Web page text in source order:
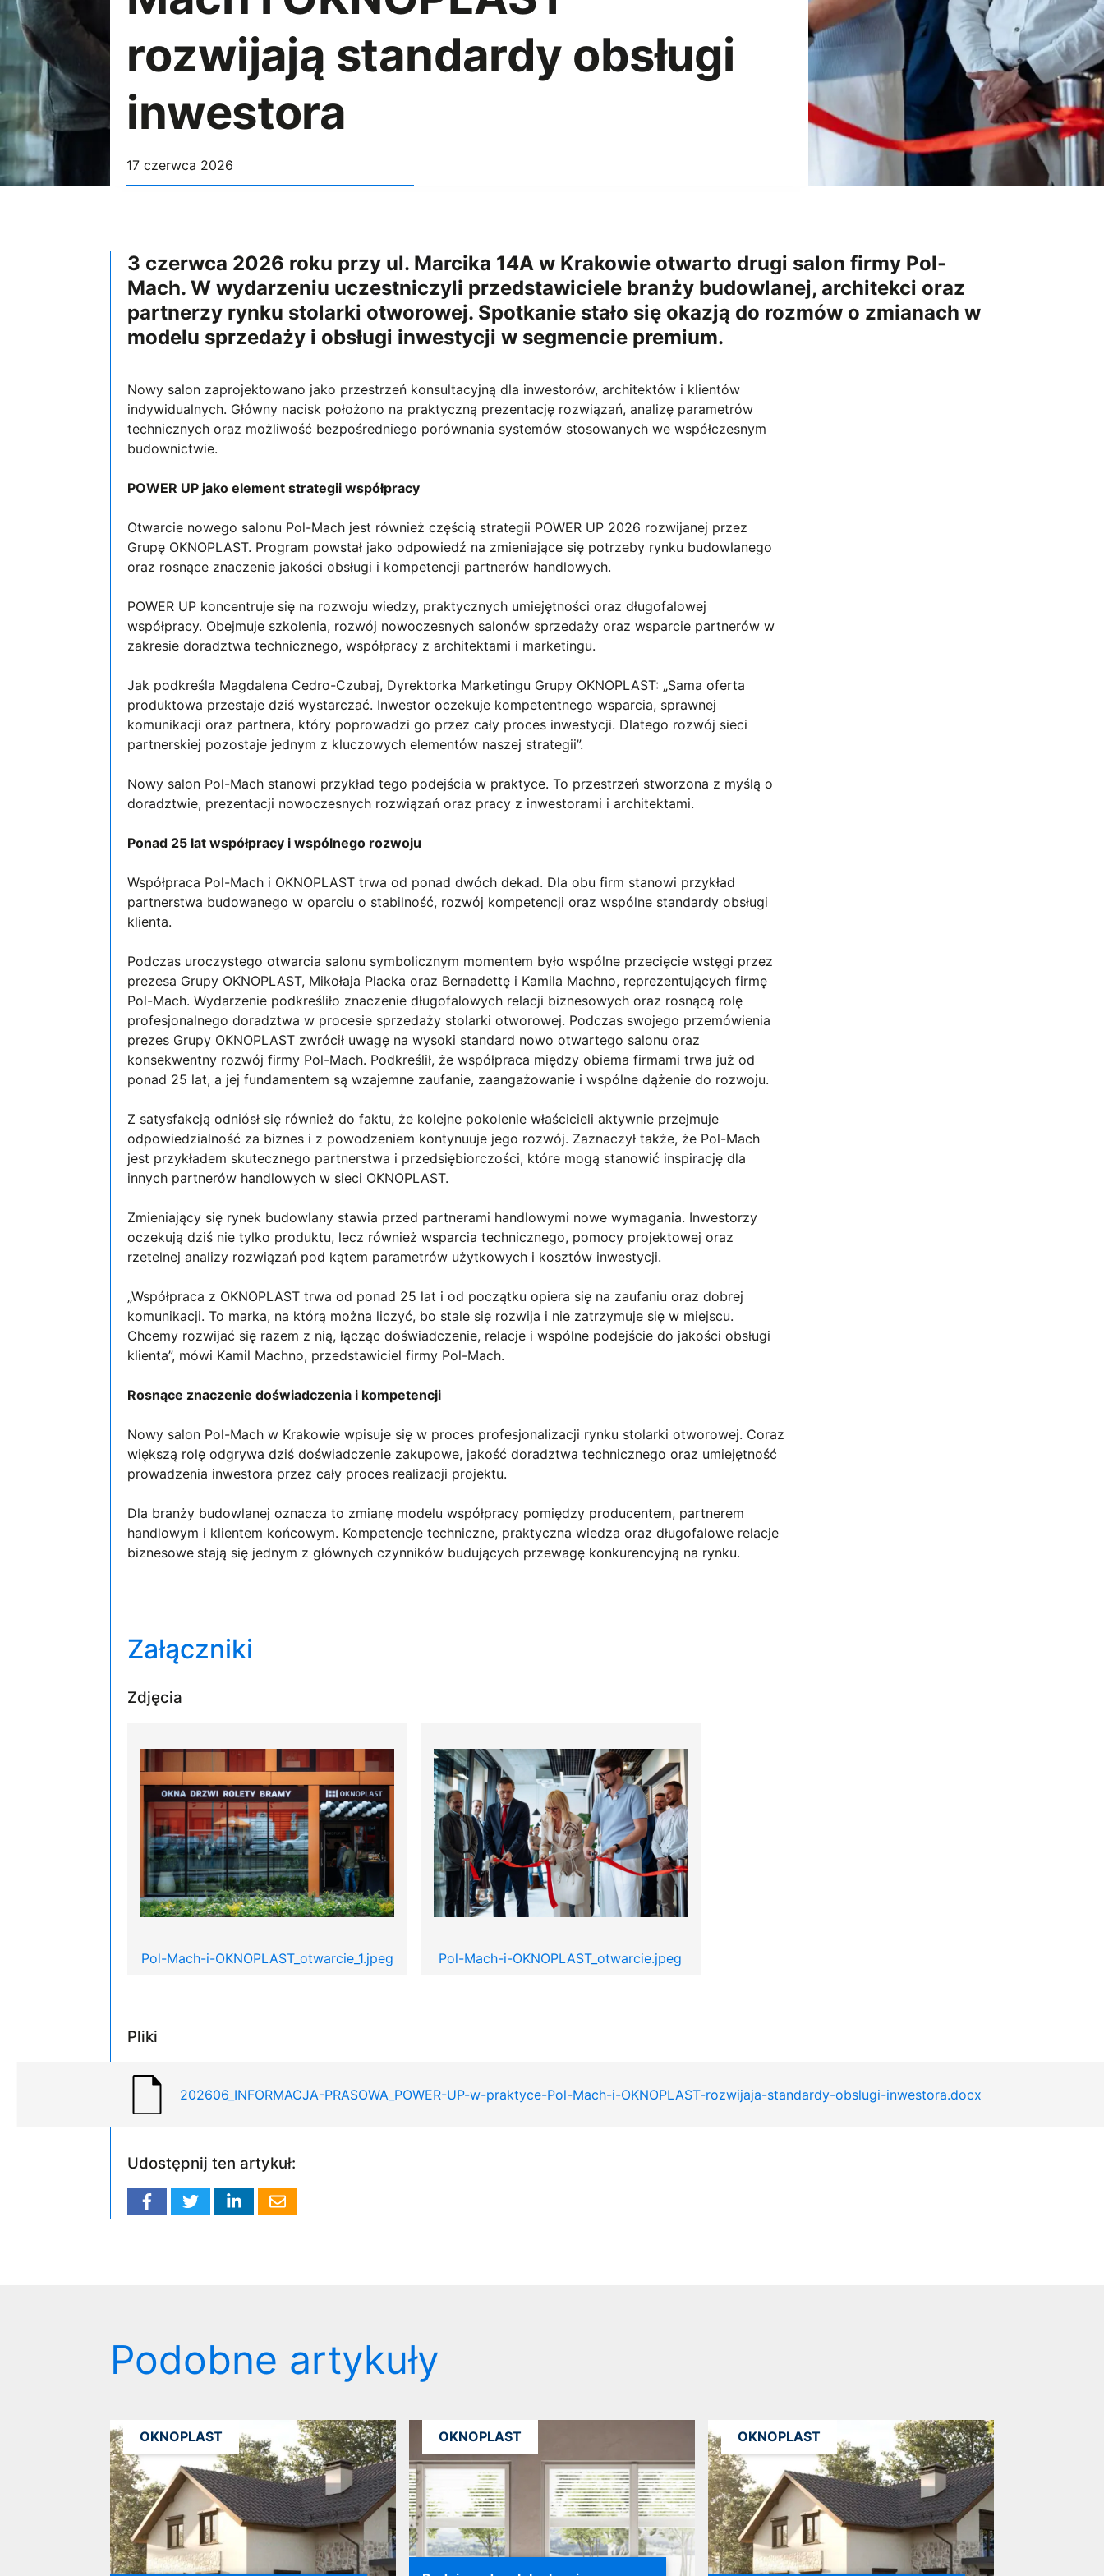
rozwijają standardy obsługi
inwestora
17 czerwca 2026
3 czerwca 2026 roku przy ul. Marcika 14A w Krakowie otwarto drugi salon firmy Pol-
Mach. W wydarzeniu uczestniczyli przedstawiciele branży budowlanej, architekci oraz
partnerzy rynku stolarki otworowej. Spotkanie stało się okazją do rozmów o zmianach w
modelu sprzedaży i obsługi inwestycji w segmencie premium.
Nowy salon zaprojektowano jako przestrzeń konsultacyjną dla inwestorów, architektów i klientów
indywidualnych. Główny nacisk położono na praktyczną prezentację rozwiązań, analizę parametrów
technicznych oraz możliwość bezpośredniego porównania systemów stosowanych we współczesnym
budownictwie.
POWER UP jako element strategii współpracy
Otwarcie nowego salonu Pol-Mach jest również częścią strategii POWER UP 2026 rozwijanej przez
Grupę OKNOPLAST. Program powstał jako odpowiedź na zmieniające się potrzeby rynku budowlanego
oraz rosnące znaczenie jakości obsługi i kompetencji partnerów handlowych.
POWER UP koncentruje się na rozwoju wiedzy, praktycznych umiejętności oraz długofalowej
współpracy. Obejmuje szkolenia, rozwój nowoczesnych salonów sprzedaży oraz wsparcie partnerów w
zakresie doradztwa technicznego, współpracy z architektami i marketingu.
Jak podkreśla Magdalena Cedro-Czubaj, Dyrektorka Marketingu Grupy OKNOPLAST: „Sama oferta
produktowa przestaje dziś wystarczać. Inwestor oczekuje kompetentnego wsparcia, sprawnej
komunikacji oraz partnera, który poprowadzi go przez cały proces inwestycji. Dlatego rozwój sieci
partnerskiej pozostaje jednym z kluczowych elementów naszej strategii”.
Nowy salon Pol-Mach stanowi przykład tego podejścia w praktyce. To przestrzeń stworzona z myślą o
doradztwie, prezentacji nowoczesnych rozwiązań oraz pracy z inwestorami i architektami.
Ponad 25 lat współpracy i wspólnego rozwoju
Współpraca Pol-Mach i OKNOPLAST trwa od ponad dwóch dekad. Dla obu firm stanowi przykład
partnerstwa budowanego w oparciu o stabilność, rozwój kompetencji oraz wspólne standardy obsługi
klienta.
Podczas uroczystego otwarcia salonu symbolicznym momentem było wspólne przecięcie wstęgi przez
prezesa Grupy OKNOPLAST, Mikołaja Placka oraz Bernadettę i Kamila Machno, reprezentujących firmę
Pol-Mach. Wydarzenie podkreśliło znaczenie długofalowych relacji biznesowych oraz rosnącą rolę
profesjonalnego doradztwa w procesie sprzedaży stolarki otworowej. Podczas swojego przemówienia
prezes Grupy OKNOPLAST zwrócił uwagę na wysoki standard nowo otwartego salonu oraz
konsekwentny rozwój firmy Pol-Mach. Podkreślił, że współpraca między obiema firmami trwa już od
ponad 25 lat, a jej fundamentem są wzajemne zaufanie, zaangażowanie i wspólne dążenie do rozwoju.
Z satysfakcją odniósł się również do faktu, że kolejne pokolenie właścicieli aktywnie przejmuje
odpowiedzialność za biznes i z powodzeniem kontynuuje jego rozwój. Zaznaczył także, że Pol-Mach
jest przykładem skutecznego partnerstwa i przedsiębiorczości, które mogą stanowić inspirację dla
innych partnerów handlowych w sieci OKNOPLAST.
Zmieniający się rynek budowlany stawia przed partnerami handlowymi nowe wymagania. Inwestorzy
oczekują dziś nie tylko produktu, lecz również wsparcia technicznego, pomocy projektowej oraz
rzetelnej analizy rozwiązań pod kątem parametrów użytkowych i kosztów inwestycji.
„Współpraca z OKNOPLAST trwa od ponad 25 lat i od początku opiera się na zaufaniu oraz dobrej
komunikacji. To marka, na którą można liczyć, bo stale się rozwija i nie zatrzymuje się w miejscu.
Chcemy rozwijać się razem z nią, łącząc doświadczenie, relacje i wspólne podejście do jakości obsługi
klienta”, mówi Kamil Machno, przedstawiciel firmy Pol-Mach.
Rosnące znaczenie doświadczenia i kompetencji
Nowy salon Pol-Mach w Krakowie wpisuje się w proces profesjonalizacji rynku stolarki otworowej. Coraz
większą rolę odgrywa dziś doświadczenie zakupowe, jakość doradztwa technicznego oraz umiejętność
prowadzenia inwestora przez cały proces realizacji projektu.
Dla branży budowlanej oznacza to zmianę modelu współpracy pomiędzy producentem, partnerem
handlowym i klientem końcowym. Kompetencje techniczne, praktyczna wiedza oraz długofalowe relacje
biznesowe stają się jednym z głównych czynników budujących przewagę konkurencyjną na rynku.
Załączniki
Zdjęcia
Pol-Mach-i-OKNOPLAST_otwarcie_1.jpeg Pol-Mach-i-OKNOPLAST_otwarcie.jpeg
Pliki
202606_INFORMACJA-PRASOWA_POWER-UP-w-praktyce-Pol-Mach-i-OKNOPLAST-rozwijaja-standardy-obslugi-inwestora.docx
Udostępnij ten artykuł:
Podobne artykuły
OKNOPLAST OKNOPLAST OKNOPLAST